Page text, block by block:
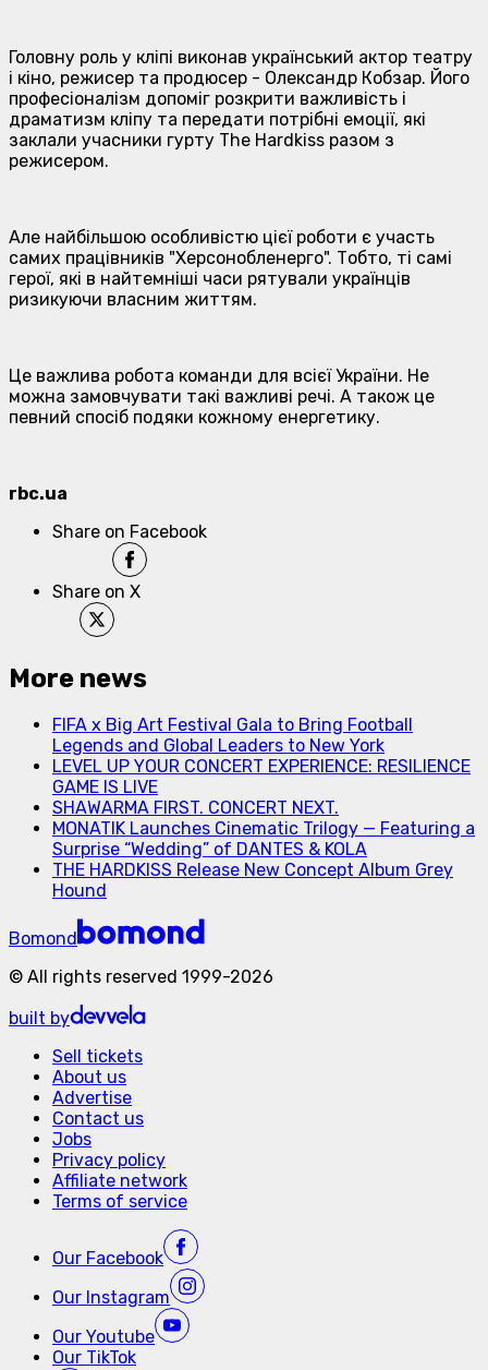
Головну роль у кліпі виконав український актор театру
і кіно, режисер та продюсер - Олександр Кобзар. Його
професіоналізм допоміг розкрити важливість і
драматизм кліпу та передати потрібні емоції, які
заклали учасники гурту The Hardkiss разом з
режисером.
Але найбільшою особливістю цієї роботи є участь
самих працівників "Херсонобленерго". Тобто, ті самі
герої, які в найтемніші часи рятували українців
ризикуючи власним життям.
Це важлива робота команди для всієї України. Не
можна замовчувати такі важливі речі. А також це
певний спосіб подяки кожному енергетику.
rbc.ua
Share on Facebook
Share on X
More news
FIFA x Big Art Festival Gala to Bring Football
Legends and Global Leaders to New York
LEVEL UP YOUR CONCERT EXPERIENCE: RESILIENCE
GAME IS LIVE
SHAWARMA FIRST. CONCERT NEXT.
MONATIK Launches Cinematic Trilogy — Featuring a
Surprise “Wedding” of DANTES & KOLA
THE HARDKISS Release New Concept Album Grey
Hound
Bomond
© All rights reserved 1999-2026
built by
Sell tickets
About us
Advertise
Contact us
Jobs
Privacy policy
Affiliate network
Terms of service
Our Facebook
Our Instagram
Our Youtube
Our TikTok